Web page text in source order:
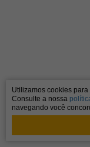
Utilizamos cookies
Consulte a nossa
navegando você